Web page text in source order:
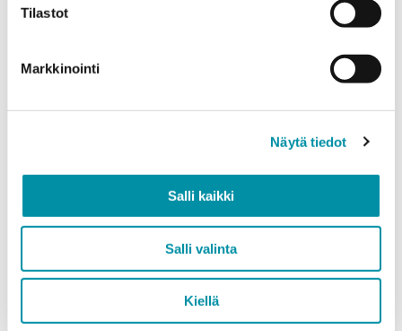
Tilastot
Markkinointi
Näytä tiedot
Salli kaikki
Salli valinta
Kiellä
Valitse tuote ja syötä tilauksen määrä metreinä. Huomioithan, että
Tuote*